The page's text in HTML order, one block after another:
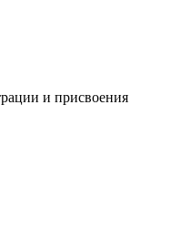
и присвоения